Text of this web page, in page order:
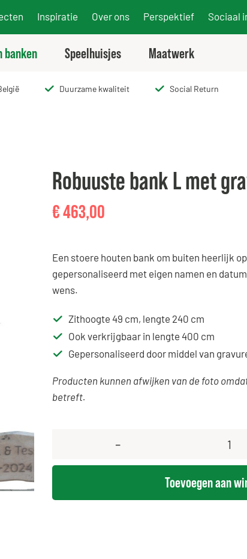
Inspiratie Over ons Perspektief Sociaal
banken Speelhuisjes Maatwerk
Duurzame kwaliteit Social Return
Robuuste bank L met
€463,00
Een stoere houten bank om buiten heerlijk
gepersonaliseerd met eigen namen en
wens.
Zithoogte 49 cm, lengte 240 cm
Ook verkrijgbaar in lengte 400 cm
Gepersonaliseerd door middel van
Producten kunnen afwijken van de foto
betreft.
L
met
Toevoegen aan